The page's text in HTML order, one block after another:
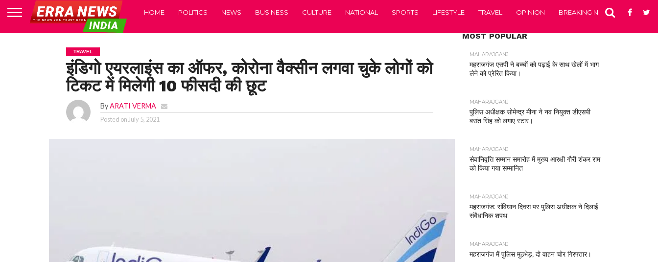
HOME POLITICS NEWS BUSINESS CULTURE NATIONAL SPORTS LIFESTYLE TRAVEL OPINION BREAKING NEWS
TRAVEL
इंडिगो एयरलाइंस का ऑफर, कोरोना वैक्सीन लगवा चुके लोगों को
टिकट में मिलेगी 10 फीसदी की छूट
ByARATI VERMA
Posted on July 5, 2021
MOST POPULAR
MAHARAJGANJ
महराजगंज एसपी ने बच्चों को पढ़ाई के साथ खेलों में भाग
लेने को प्रेरित किया।
MAHARAJGANJ
पुलिस अधीक्षक सोमेन्द्र मीना ने नव नियुक्त डीएसपी
बसंत सिंह को लगाए स्टार।
MAHARAJGANJ
सेवानिवृत्ति सम्मान समारोह में मुख्य आरक्षी गौरी शंकर राम
को किया गया सम्मानित
MAHARAJGANJ
महराजगंज: संविधान दिवस पर पुलिस अधीक्षक ने दिलाई
संवैधानिक शपथ
MAHARAJGANJ
महराजगंज में पुलिस मुठभेड़, दो वाहन चोर गिरफ्तार।